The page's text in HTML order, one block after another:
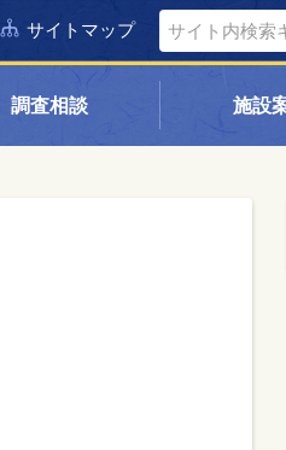
サイトマップ
調査相談 施設